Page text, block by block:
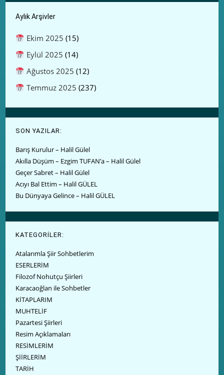
Aylık Arşivler
Ekim 2025 (15)
Eylül 2025 (14)
Ağustos 2025 (12)
Temmuz 2025 (237)
SON YAZILAR:
Barış Kurulur – Halil Gülel
Akılla Düşüm – Ezgim TUFAN’a – Halil Gülel
Geçer Sabret – Halil Gülel
Acıyı Bal Ettim – Halil GÜLEL
Bu Dünyaya Gelince – Halil GÜLEL
KATEGORİLER:
Atalarımla Şiir Sohbetlerim
ESERLERİM
Filozof Nohutçu Şiirleri
Karacaoğlan ile Sohbetler
KİTAPLARIM
MUHTELİF
Pazartesi Şiirleri
Resim Açıklamaları
RESİMLERİM
ŞİİRLERİM
TARİH